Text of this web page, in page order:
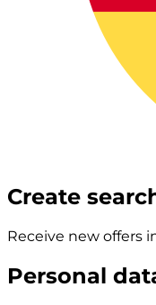
Create
Receive new offers
Personal